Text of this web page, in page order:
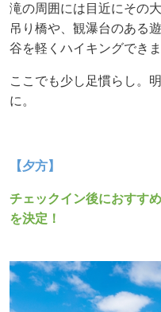
滝の周囲には目近にその
吊り橋や、 観瀑台のある
谷を軽くハイキングできま
ここでも少し足慣らし。
に。
【夕方】
チェックイン後におすす
を決定！